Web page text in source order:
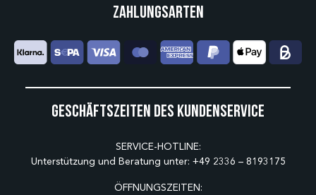
Geschäftszeiten des Kundenservice
SERVICE-HOTLINE:
Unterstützung und Beratung unter: +49 2336 – 8193175
ÖFFNUNGSZEITEN:
Zahlungsarten